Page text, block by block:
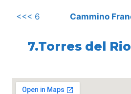
<<< 6 Cammino
7.Torres del